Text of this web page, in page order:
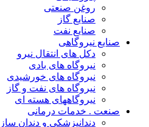
روغن صنعتی
صنایع گاز
صنایع نفت
صنایع نیروگاهی
دکل های انتقال نیرو
نیروگاه های بادی
نیروگاه های خورشیدی
نیروگاه های نفت و گاز
نیروگاههای هسته ای
صنعت . خدمات درمانی
دندانپزشکی و دندان